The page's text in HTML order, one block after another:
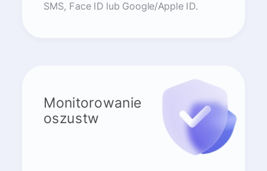
SMS, Face ID lub Google/Apple ID.
Monitorowanie
oszustw